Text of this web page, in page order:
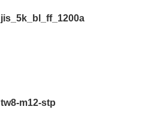
jis_5k_bl_ff_1200a
tw8-m12-stp